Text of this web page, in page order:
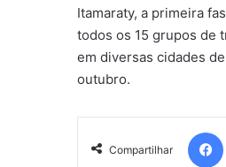
Itamaraty, a primeira
todos os 15 grupos de
em diversas cidades
outubro.
Compartilhar